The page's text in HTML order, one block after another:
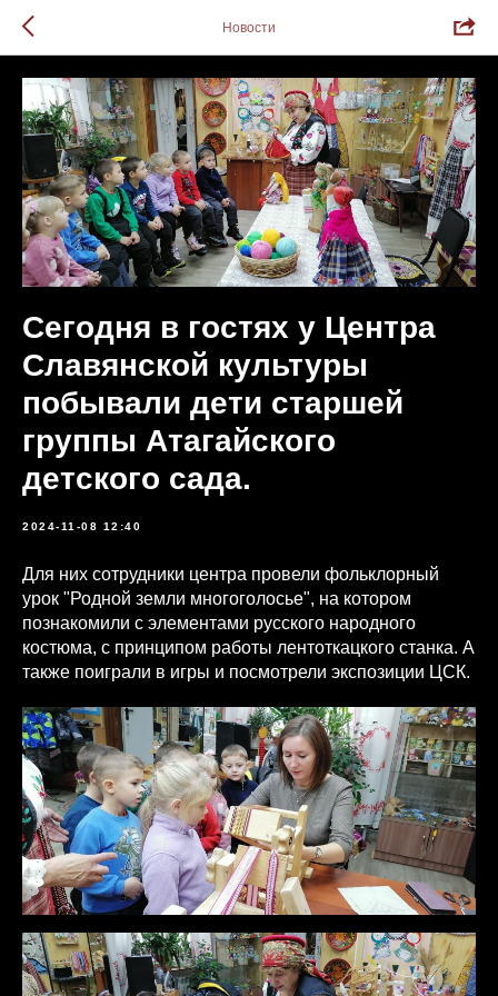
Новости
Сегодня в гостях у Центра
Славянской культуры
побывали дети старшей
группы Атагайского
детского сада.
2024-11-08 12:40
Для них сотрудники центра провели фольклорный
урок "Родной земли многоголосье", на котором
познакомили с элементами русского народного
костюма, с принципом работы лентоткацкого станка. А
также поиграли в игры и посмотрели экспозиции ЦСК.